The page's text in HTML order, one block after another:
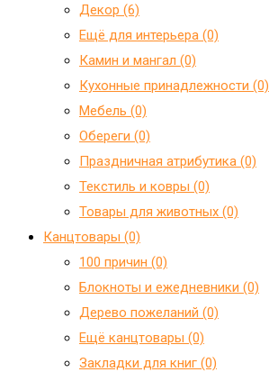
Декор (6)
Ещё для интерьера (0)
Камин и мангал (0)
Кухонные принадлежности (0)
Мебель (0)
Обереги (0)
Праздничная атрибутика (0)
Текстиль и ковры (0)
Товары для животных (0)
Канцтовары (0)
100 причин (0)
Блокноты и ежедневники (0)
Дерево пожеланий (0)
Ещё канцтовары (0)
Закладки для книг (0)